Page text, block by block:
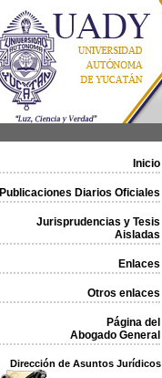
Inicio
Publicaciones Diarios Oficiales
Jurisprudencias y Tesis
Aisladas
Enlaces
Otros enlaces
Página del
Abogado General
Dirección de Asuntos Jurídicos